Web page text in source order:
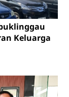
Keluarga